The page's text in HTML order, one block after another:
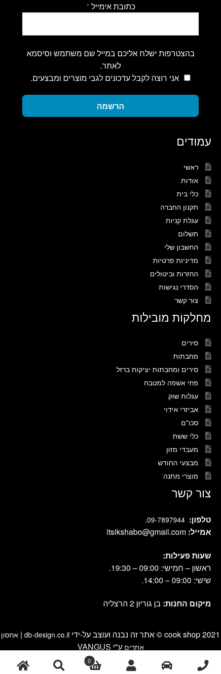
כתובת אימייל*
בהצטרפות ישלח אליכם במייל שם משתמש וסיסמא
לאתר.
אני רוצה לקבל עדכונים לגבי מוצרים ומבצעים.
הרשמה
עמודים
ראשי
אודות
כלי בית
תקנון החברה
עגלת קניות
תשלום
החשבון שלי
מדיניות פרטיות
החזרות וביטולים
הסדרי נגישות
צור קשר
מחלקות מובילות
סירים
מחבתות
סירים ומחבתות יציקות ברזל
פחי אשפה למטבח
עגלות שוק
אביזרי אידוי
סכו"ם
כלי ששת
מעבדי מזון
מבצעי החודש
מוצרי מתנה
צור קשר
טלפון: 09-7897944
.
אמייל: itsikshabo@gmail.com
שעות פעילות:
ראשון – חמישי: 09:00 – 19:30.
שישי: 09:00 – 14:00.
מיקום החנות: בן גוריון 2 הרצליה
cook shop 2021 © אתר זה נבנה ועוצב על-ידי | אחסון
אתרים ע"י VANGUS
0